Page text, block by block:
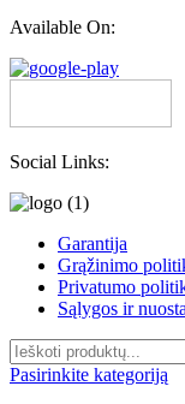
Available On:
Social Links:
Garantija
Grąžinimo
Privatumo
Sąlygos ir
Pasirinkite kategoriją